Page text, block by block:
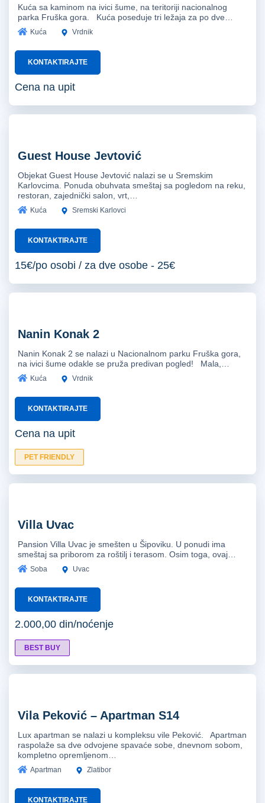
Kuća sa kaminom na ivici šume, na teritoriji nacionalnog
parka Fruška gora. Kuća poseduje tri ležaja za po dve…
Kuća Vrdnik
KONTAKTIRAJTE
Cena na upit
Guest House Jevtović
Objekat Guest House Jevtović nalazi se u Sremskim
Karlovcima. Ponuda obuhvata smeštaj sa pogledom na reku,
restoran, zajednički salon, vrt,…
Kuća Sremski Karlovci
KONTAKTIRAJTE
15€/po osobi / za dve osobe - 25€
Nanin Konak 2
Nanin Konak 2 se nalazi u Nacionalnom parku Fruška gora,
na ivici šume odakle se pruža predivan pogled! Mala,…
Kuća Vrdnik
KONTAKTIRAJTE
Cena na upit
PET FRIENDLY
Villa Uvac
Pansion Villa Uvac je smešten u Šipoviku. U ponudi ima
smeštaj sa priborom za roštilj i terasom. Osim toga, ovaj…
Soba Uvac
KONTAKTIRAJTE
2.000,00 din/noćenje
BEST BUY
Vila Peković – Apartman S14
Lux apartman se nalazi u kompleksu vile Peković. Apartman
raspolaže sa dve odvojene spavaće sobe, dnevnom sobom,
kompletno opremljenom…
Apartman Zlatibor
KONTAKTIRAJTE